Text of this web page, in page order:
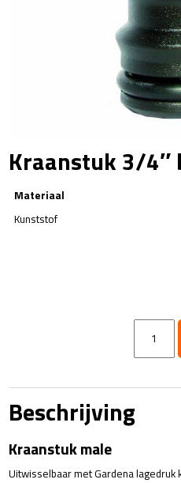
Kraanstuk 3/4″
Materiaal
Kunststof
3/4"
bi
Beschrijving
Kraanstuk male
Uitwisselbaar met Gardena lagedruk